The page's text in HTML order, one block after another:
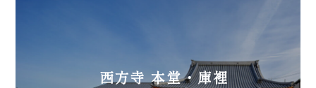
西方寺 本堂・庫裡